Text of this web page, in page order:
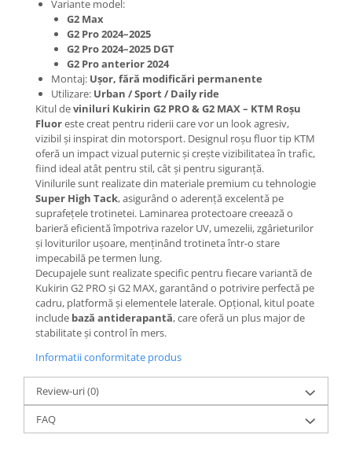
Prize de încărcare
Cabluri pentru baterii
Componente baterii
Localizatoare GPS
Mecanică
Furci / mânere principale &
secundare
Pliere, pasadores & tije
Crickuri / suporturi parcare
Suspensii & amortizoare
Rulmenți
Transmisii & lanțuri
Claxoane / sonerii (timbres)
Frâne
Discuri de frana
Plăcuțe de frână
Manete de frână
Consumabile & Unelte
Conectori
Variante model:
G2 Max
G2 Pro 2024–2025
G2 Pro 2024–2025 DGT
G2 Pro anterior 2024
Montaj: Ușor, fără modificări permanente
Utilizare: Urban / Sport / Daily ride
Kitul deviniluri Kukirin G2 PRO & G2 MAX – KTM Roșu
Fluoreste creat pentru riderii care vor un look agresiv,
vizibil și inspirat din motorsport. Designul roșu fluor tip KTM
oferă un impact vizual puternic și crește vizibilitatea în trafic,
fiind ideal atât pentru stil, cât și pentru siguranță.
Vinilurile sunt realizate din materiale premium cu tehnologie
Super High Tack, asigurând o aderență excelentă pe
suprafețele trotinetei. Laminarea protectoare creează o
barieră eficientă împotriva razelor UV, umezelii, zgârieturilor
și loviturilor ușoare, menținând trotineta într-o stare
impecabilă pe termen lung.
Decupajele sunt realizate specific pentru fiecare variantă de
Kukirin G2 PRO și G2 MAX, garantând o potrivire perfectă pe
cadru, platformă și elementele laterale. Opțional, kitul poate
include bază antiderapantă, care oferă un plus major de
stabilitate și control în mers.
Informatii conformitate produs
Review-uri(0)
FAQ